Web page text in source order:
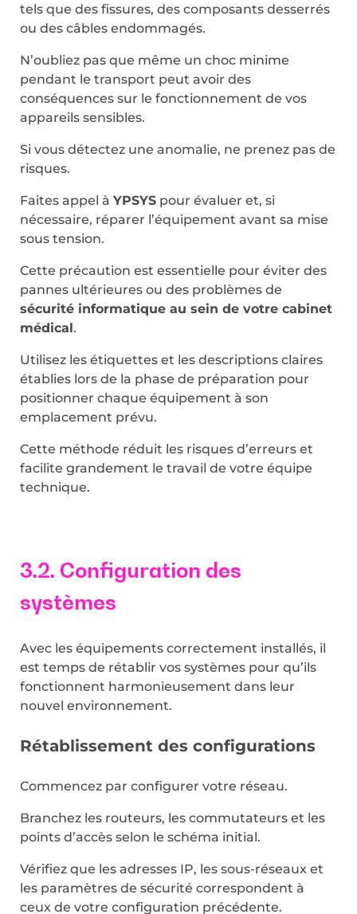
tels que des fissures, des composants desserrés
ou des câbles endommagés.
N’oubliez pas que même un choc minime
pendant le transport peut avoir des
conséquences sur le fonctionnement de vos
appareils sensibles.
Si vous détectez une anomalie, ne prenez pas de
risques.
Faites appel à YPSYS pour évaluer et, si
nécessaire, réparer l’équipement avant sa mise
sous tension.
Cette précaution est essentielle pour éviter des
pannes ultérieures ou des problèmes de
sécurité informatique au sein de votre cabinet
médical.
Utilisez les étiquettes et les descriptions claires
établies lors de la phase de préparation pour
positionner chaque équipement à son
emplacement prévu.
Cette méthode réduit les risques d’erreurs et
facilite grandement le travail de votre équipe
technique.
3.2. Configuration des
systèmes
Avec les équipements correctement installés, il
est temps de rétablir vos systèmes pour qu’ils
fonctionnent harmonieusement dans leur
nouvel environnement.
Rétablissement des configurations
Commencez par configurer votre réseau.
Branchez les routeurs, les commutateurs et les
points d’accès selon le schéma initial.
Vérifiez que les adresses IP, les sous-réseaux et
les paramètres de sécurité correspondent à
ceux de votre configuration précédente.